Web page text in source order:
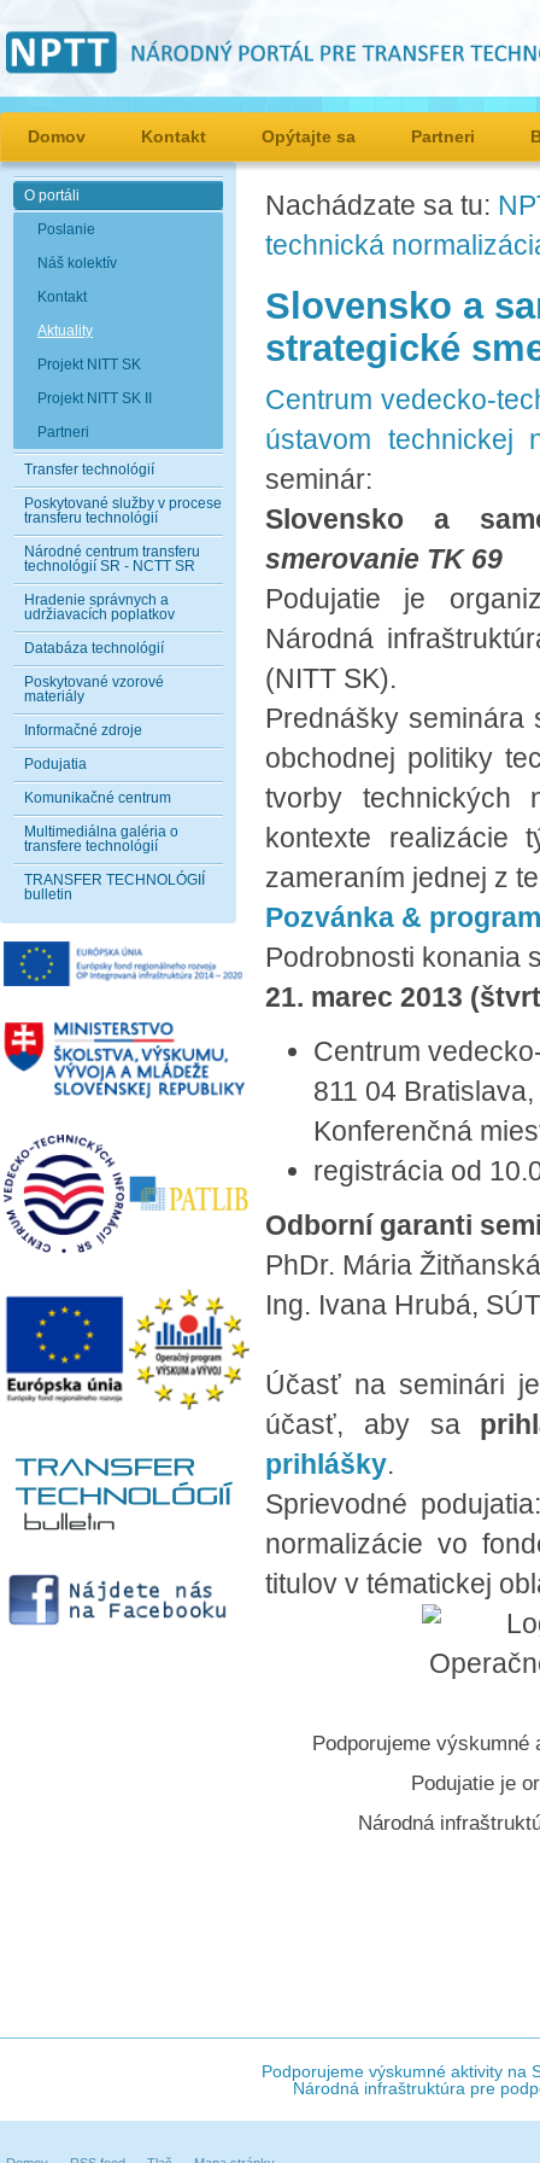
Domov Kontakt Opýtajte sa Partneri
O portáli
Poslanie
Náš kolektív
Kontakt
Aktuality
Projekt NITT SK
Projekt NITT SK II
Partneri
Transfer technológií
Poskytované služby v procese
transferu technológií
Národné centrum transferu
technológií SR - NCTT SR
Hradenie správnych a
udržiavacích poplatkov
Databáza technológií
Poskytované vzorové
materiály
Informačné zdroje
Podujatia
Komunikačné centrum
Multimediálna galéria o
transfere technológií
TRANSFER TECHNOLÓGIÍ
bulletin
Nachádzate sa tu:
technická
Slovensko a
strategické
Centrum vedecko-
ústavom technickej
seminár:
Slovensko a
smerovanie TK 69
Podujatie je
Národná
(NITT SK).
Prednášky
obchodnej politiky
tvorby technických
kontexte realizácie
zameraním jednej z
Pozvánka & program
Podrobnosti konania
21. marec 2013
Centrum
811 04 Bratislava,
Konferenčná
registrácia od
Odborní garanti
PhDr. Mária
Ing. Ivana Hrubá,
Účasť na seminári
účasť, aby sa
prihlášky.
Sprievodné
normalizácie vo
titulov v tématickej
Podporujeme
Podujatie je
Národná
Podporujeme výskumné aktivity na
Národná infraštruktúra pre